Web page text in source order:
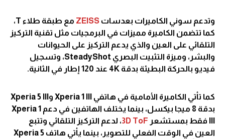
وتدعم سوني الكاميرات بعدسات ZEISS
مع طبقة طلاء T،
كما تتضمن الكاميرة مميزات في البرمجيات مثل تقنية التركيز
التلقائي على العين والذي يدعم التركيز على الحيوانات
والبشر، وميزة التثبيت البصري SteadyShot، وتسجيل
فيديو بالحركة البطيئة بدقة 4K عند 120 إطار في الثانية.
كما تأتي الكاميرة الأمامية في هاتفي Xperia 1 III وXperia 5 III
بدقة 8 ميجا بيكسل، بينما يختلف الهاتفين في دعم Xperia 1
، لدعم التركيز التلقائي وتتبع
العين في الوقت الفعلي للتصوير، بينما يأتي هاتف Xperia 5